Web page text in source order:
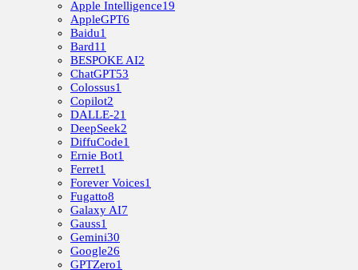
Apple Intelligence19
AppleGPT6
Baidu1
Bard11
BESPOKE AI2
ChatGPT53
Colossus1
Copilot2
DALLE-21
DeepSeek2
DiffuCode1
Ernie Bot1
Ferret1
Forever Voices1
Fugatto8
Galaxy AI7
Gauss1
Gemini30
Google26
GPTZero1